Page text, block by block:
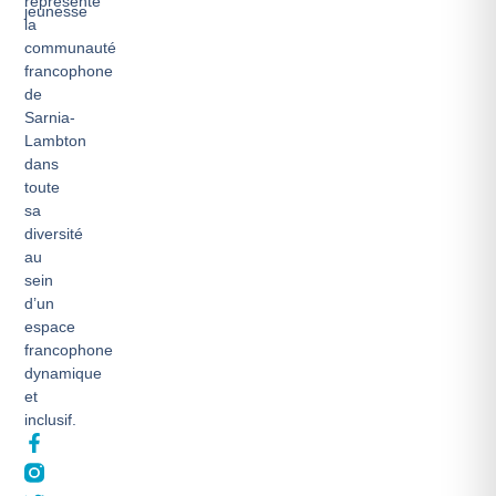
la
communauté
francophone
de
Sarnia-
Lambton
dans
toute
sa
diversité
au
sein
d’un
espace
francophone
dynamique
et
inclusif.
F
a
c
T
w
i
jeunesse